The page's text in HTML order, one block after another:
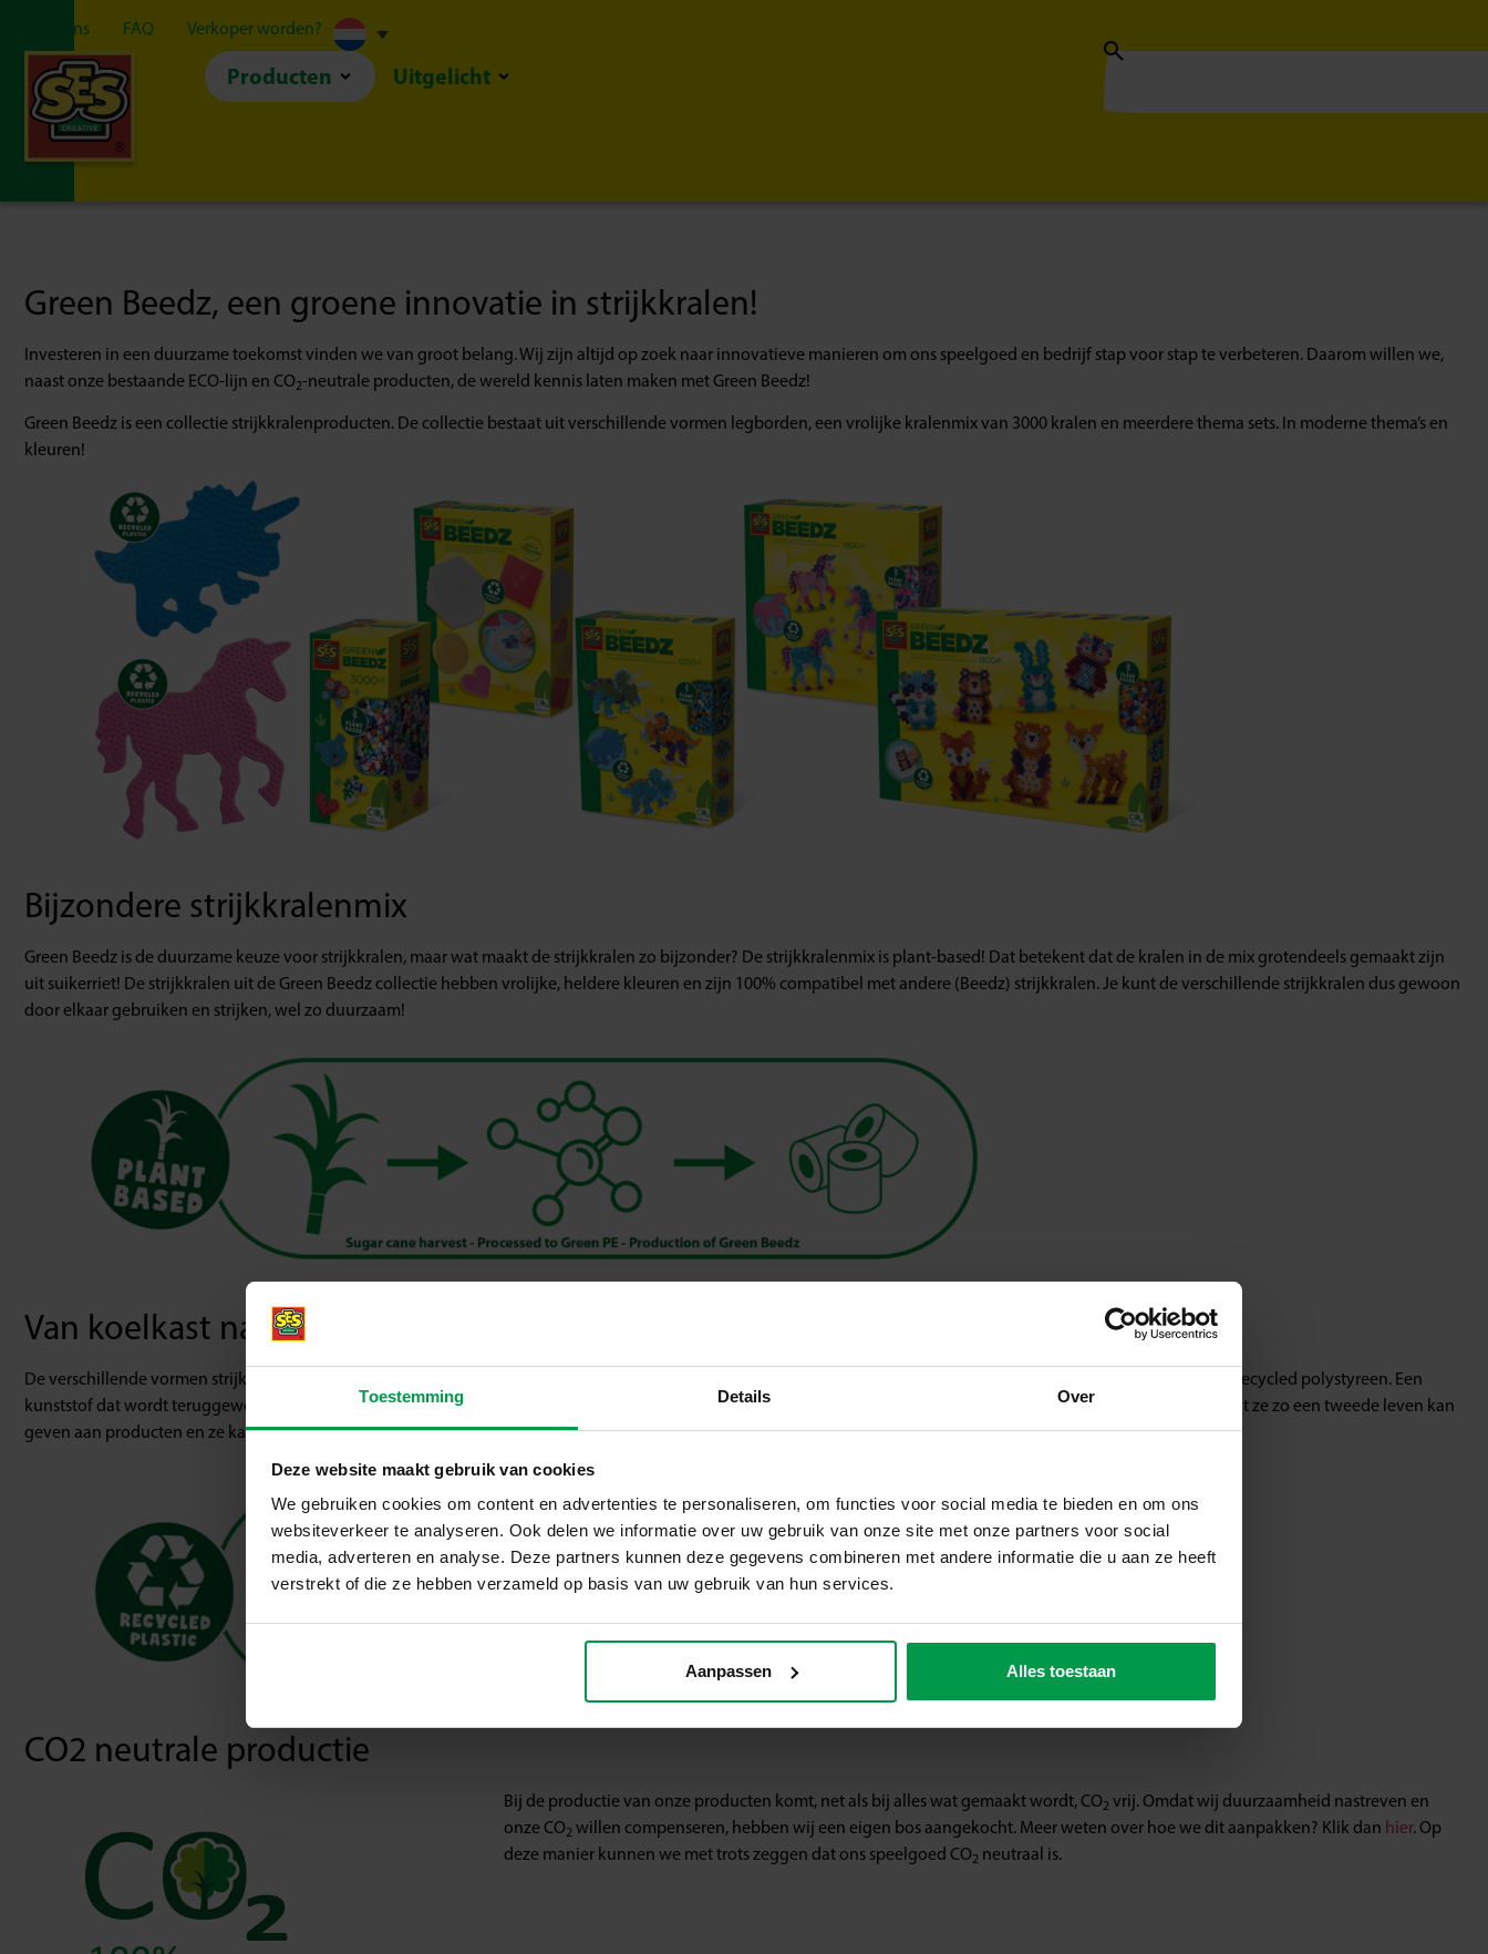
Toestemming Details Over
Deze website maakt gebruik van cookies
We gebruiken cookies om content en advertenties te personaliseren, om functies voor social media te bieden en om ons
websiteverkeer te analyseren. Ook delen we informatie over uw gebruik van onze site met onze partners voor social
media, adverteren en analyse. Deze partners kunnen deze gegevens combineren met andere informatie die u aan ze heeft
verstrekt of die ze hebben verzameld op basis van uw gebruik van hun services.
Aanpassen Alles toestaan
Over ons FAQ Verkoper worden?
Producten Uitgelicht
Green Beedz, een groene innovatie in strijkkralen!
Investeren in een duurzame toekomst vinden we van groot belang. Wij zijn altijd op zoek naar innovatieve manieren om ons speelgoed en bedrijf stap voor stap te verbeteren. Daarom willen we,
naast onze bestaande ECO-lijn en CO2-neutrale producten, de wereld kennis laten maken met Green Beedz!
Green Beedz is een collectie strijkkralenproducten. De collectie bestaat uit verschillende vormen legborden, een vrolijke kralenmix van 3000 kralen en meerdere thema sets. In moderne thema’s en
kleuren!
Bijzondere strijkkralenmix
Green Beedz is de duurzame keuze voor strijkkralen, maar wat maakt de strijkkralen zo bijzonder? De strijkkralenmix is plant-based! Dat betekent dat de kralen in de mix grotendeels gemaakt zijn
uit suikerriet! De strijkkralen uit de Green Beedz collectie hebben vrolijke, heldere kleuren en zijn 100% compatibel met andere (Beedz) strijkkralen. Je kunt de verschillende strijkkralen dus gewoon
door elkaar gebruiken en strijken, wel zo duurzaam!
Van koelkast naar legbord
De verschillende vormen strijkkralen legborden die in de Green Beedz serie verkrijgbaar zijn de tweede innovatie in deze collectie! De legborden zijn gemaakt van gerecycled polystyreen. Een
kunststof dat wordt teruggewonnen uit oude koelkast deuren! Een volledig schone en veilige recycle-stroom, die perfect is om te hergebruiken. SES Creative is trots dat ze zo een tweede leven kan
geven aan producten en ze kan veranderen in waardevol speelgoed.
CO2 neutrale productie
Bij de productie van onze producten komt, net als bij alles wat gemaakt wordt, CO2 vrij. Omdat wij duurzaamheid nastreven en
onze CO2 willen compenseren, hebben wij een eigen bos aangekocht. Meer weten over hoe we dit aanpakken? Klik dan hier. Op
deze manier kunnen we met trots zeggen dat ons speelgoed CO2 neutraal is.